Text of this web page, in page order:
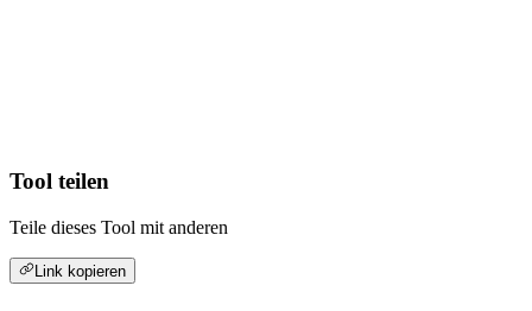
Tool teilen
Teile dieses Tool mit anderen
Link kopieren